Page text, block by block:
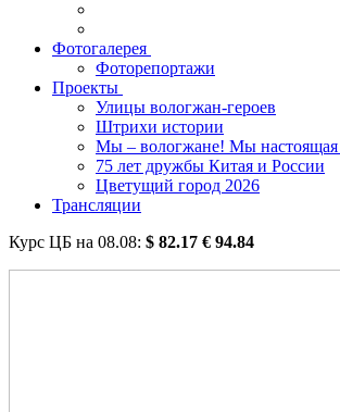
Фотогалерея
Фоторепортажи
Проекты
Улицы вологжан-героев
Штрихи истории
Мы – вологжане! Мы настоящая
75 лет дружбы Китая и России
Цветущий город 2026
Трансляции
Курс ЦБ на 08.08: $ 82.17 € 94.84